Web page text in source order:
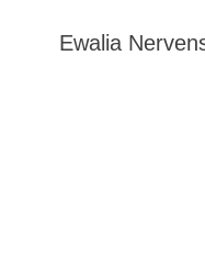
Ewalia